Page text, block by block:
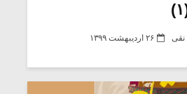
نقی ۲۶ اردیبهشت ۱۳۹۹